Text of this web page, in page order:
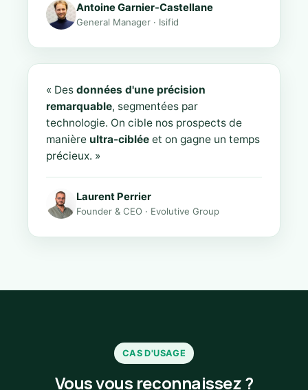
Antoine Garnier-Castellane
General Manager · Isifid
« Des données d'une précision
remarquable, segmentées par
technologie. On cible nos prospects de
manière ultra-ciblée et on gagne un temps
précieux. »
Laurent Perrier
Founder & CEO · Evolutive Group
CAS D'USAGE
Vous vous reconnaissez ?